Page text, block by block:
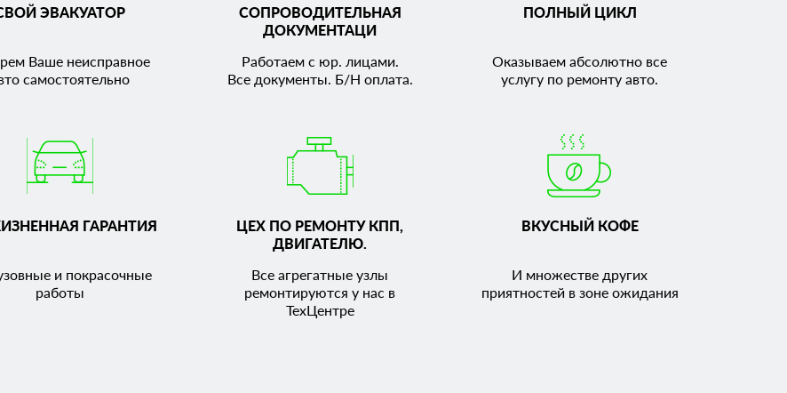
ЭВАКУАТОР
Ваше неисправное
самостоятельно
СОПРОВОДИТЕЛЬНАЯ
ДОКУМЕНТАЦИ
Работаем с юр. лицами.
Все документы. Б/Н оплата.
ПОЛНЫЙ ЦИКЛ
Оказываем абсолютно все
услугу по ремонту авто.
ГАРАНТИЯ
и покрасочные
работы
ЦЕХ ПО РЕМОНТУ КПП,
ДВИГАТЕЛЮ.
Все агрегатные узлы
ремонтируются у нас в
ТехЦентре
ВКУСНЫЙ КОФЕ
И множестве других
приятностей в зоне ожидания